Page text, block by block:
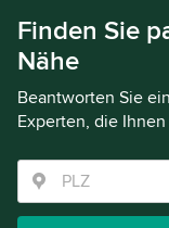
Finden Sie
Nähe
Beantworten Sie
Experten, die